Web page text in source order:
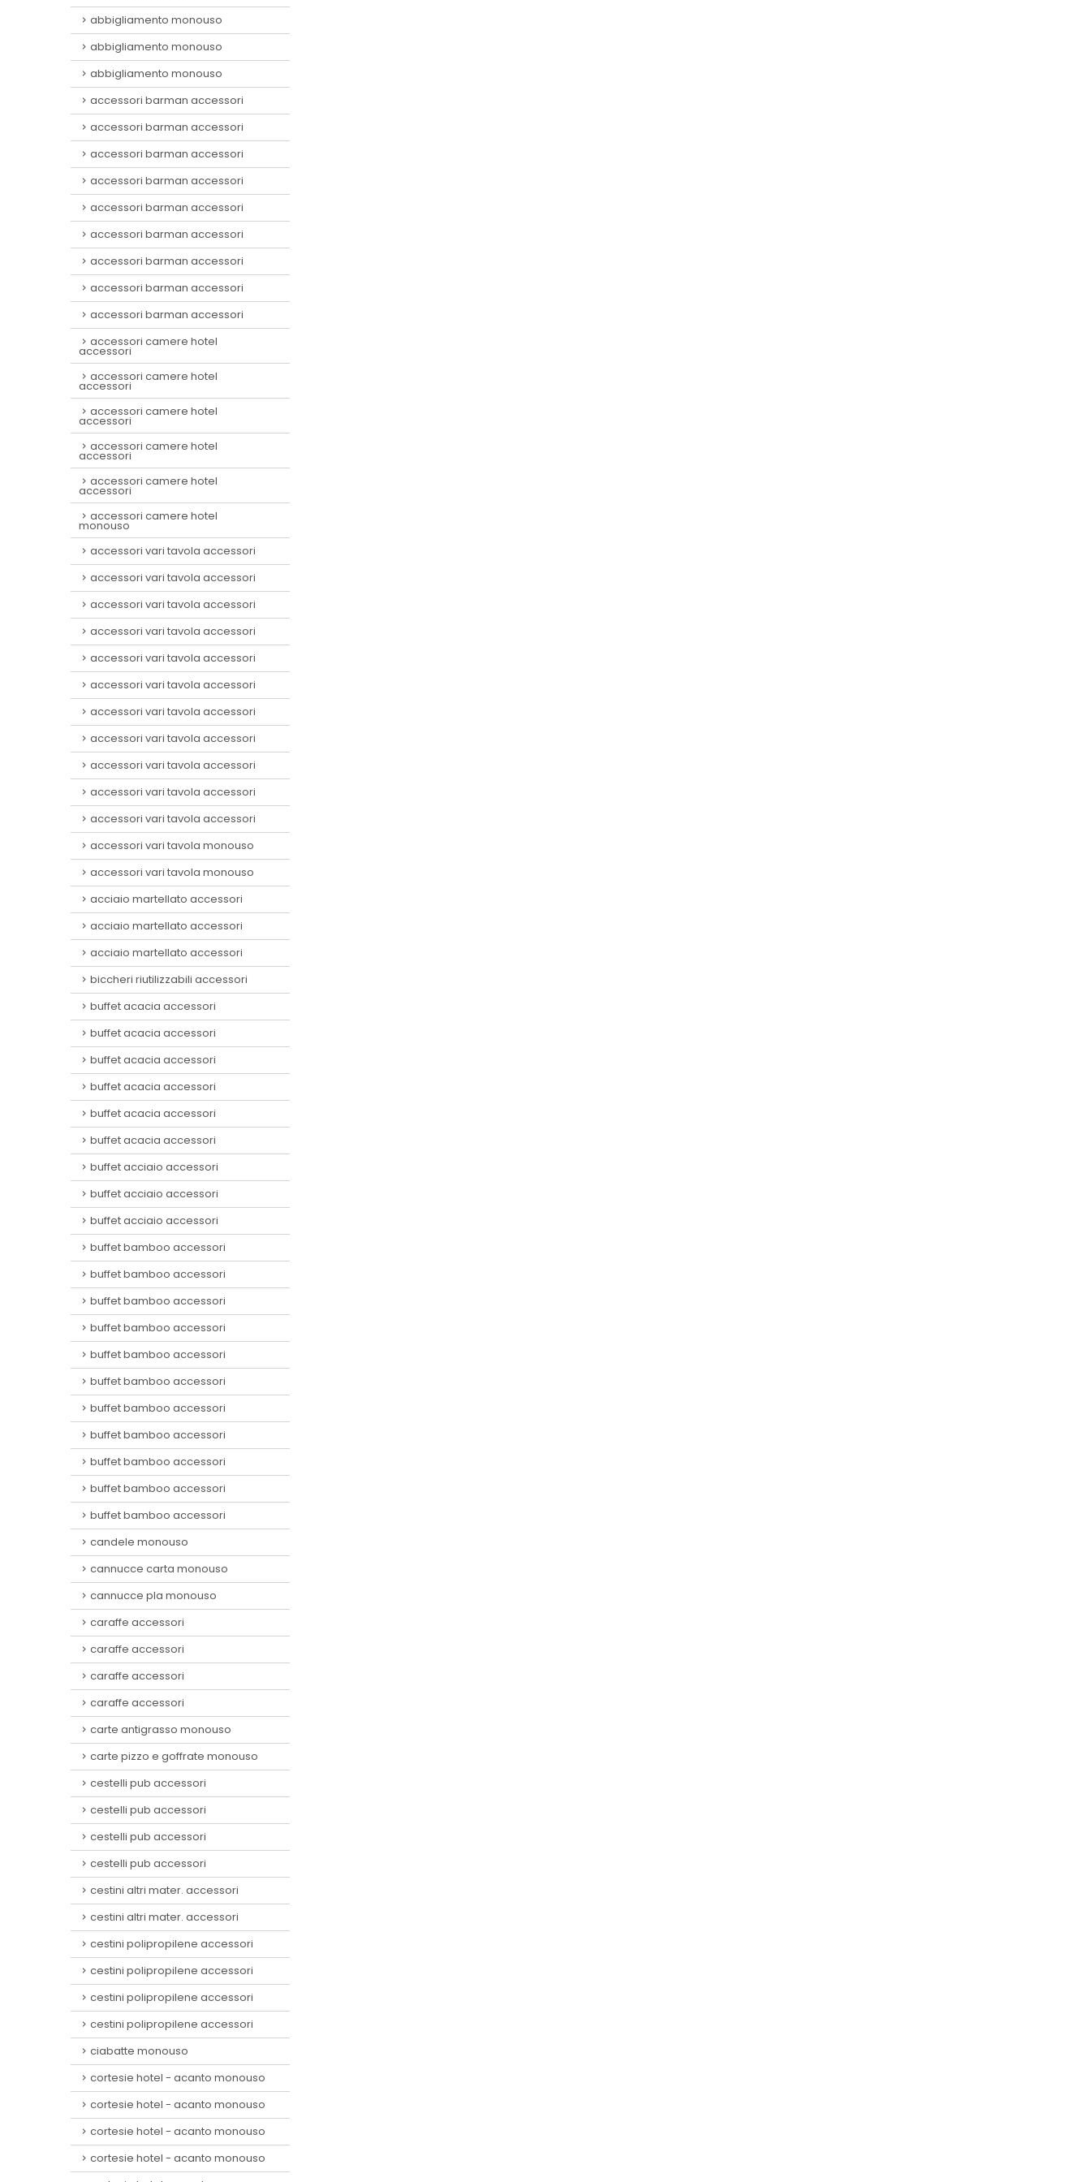
abbigliamento monouso
abbigliamento monouso
abbigliamento monouso
accessori barman accessori
accessori barman accessori
accessori barman accessori
accessori barman accessori
accessori barman accessori
accessori barman accessori
accessori barman accessori
accessori barman accessori
accessori barman accessori
accessori camere hotel
accessori
accessori camere hotel
accessori
accessori camere hotel
accessori
accessori camere hotel
accessori
accessori camere hotel
accessori
accessori camere hotel
monouso
accessori vari tavola accessori
accessori vari tavola accessori
accessori vari tavola accessori
accessori vari tavola accessori
accessori vari tavola accessori
accessori vari tavola accessori
accessori vari tavola accessori
accessori vari tavola accessori
accessori vari tavola accessori
accessori vari tavola accessori
accessori vari tavola accessori
accessori vari tavola monouso
accessori vari tavola monouso
acciaio martellato accessori
acciaio martellato accessori
acciaio martellato accessori
biccheri riutilizzabili accessori
buffet acacia accessori
buffet acacia accessori
buffet acacia accessori
buffet acacia accessori
buffet acacia accessori
buffet acacia accessori
buffet acciaio accessori
buffet acciaio accessori
buffet acciaio accessori
buffet bamboo accessori
buffet bamboo accessori
buffet bamboo accessori
buffet bamboo accessori
buffet bamboo accessori
buffet bamboo accessori
buffet bamboo accessori
buffet bamboo accessori
buffet bamboo accessori
buffet bamboo accessori
buffet bamboo accessori
candele monouso
cannucce carta monouso
cannucce pla monouso
caraffe accessori
caraffe accessori
caraffe accessori
caraffe accessori
carte antigrasso monouso
carte pizzo e goffrate monouso
cestelli pub accessori
cestelli pub accessori
cestelli pub accessori
cestelli pub accessori
cestini altri mater. accessori
cestini altri mater. accessori
cestini polipropilene accessori
cestini polipropilene accessori
cestini polipropilene accessori
cestini polipropilene accessori
ciabatte monouso
cortesie hotel - acanto monouso
cortesie hotel - acanto monouso
cortesie hotel - acanto monouso
cortesie hotel - acanto monouso